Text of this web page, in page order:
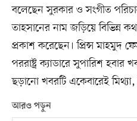
বলেছেন সুরকার ও সংগীত
তাহসানের নাম জড়িয়ে বিভিন্ন
প্রকাশ করেছেন। প্রিন্স মাহমুদ
পররাষ্ট্র ক্যাডারে সুপারিশ হবার
ছড়ানো খবরটি একেবারেই মিথ্যা,
আরও পড়ুন